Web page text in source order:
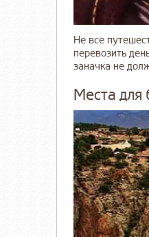
Не все
перевозить
заначка не
Места